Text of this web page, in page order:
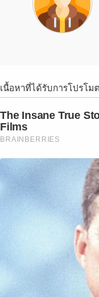
เนื้อหาที่ได้รับการโปรโมต
The Insane True
Films
BRAINBERRIES